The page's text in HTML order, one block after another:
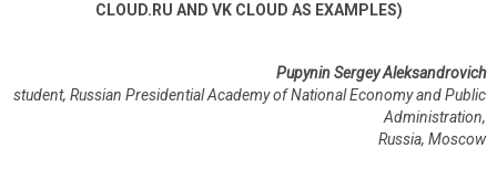
CLOUD.RU AND VK CLOUD AS EXAMPLES)
Pupynin Sergey Aleksandrovich
student, Russian Presidential Academy of National Economy and Public
Administration,
Russia, Moscow